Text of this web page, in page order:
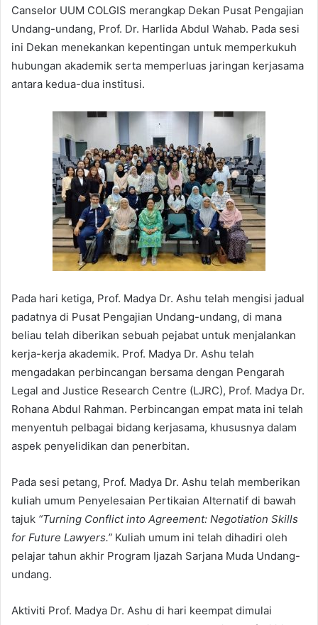
Canselor UUM COLGIS merangkap Dekan Pusat Pengajian
Undang-undang, Prof. Dr. Harlida Abdul Wahab. Pada sesi
ini Dekan menekankan kepentingan untuk memperkukuh
hubungan akademik serta memperluas jaringan kerjasama
antara kedua-dua institusi.
Pada hari ketiga, Prof. Madya Dr. Ashu telah mengisi jadual
padatnya di Pusat Pengajian Undang-undang, di mana
beliau telah diberikan sebuah pejabat untuk menjalankan
kerja-kerja akademik. Prof. Madya Dr. Ashu telah
mengadakan perbincangan bersama dengan Pengarah
Legal and Justice Research Centre (LJRC), Prof. Madya Dr.
Rohana Abdul Rahman. Perbincangan empat mata ini telah
menyentuh pelbagai bidang kerjasama, khususnya dalam
aspek penyelidikan dan penerbitan.
Pada sesi petang, Prof. Madya Dr. Ashu telah memberikan
kuliah umum Penyelesaian Pertikaian Alternatif di bawah
tajuk “Turning Conflict into Agreement: Negotiation Skills
for Future Lawyers.” Kuliah umum ini telah dihadiri oleh
pelajar tahun akhir Program Ijazah Sarjana Muda Undang-
undang.
Aktiviti Prof. Madya Dr. Ashu di hari keempat dimulai